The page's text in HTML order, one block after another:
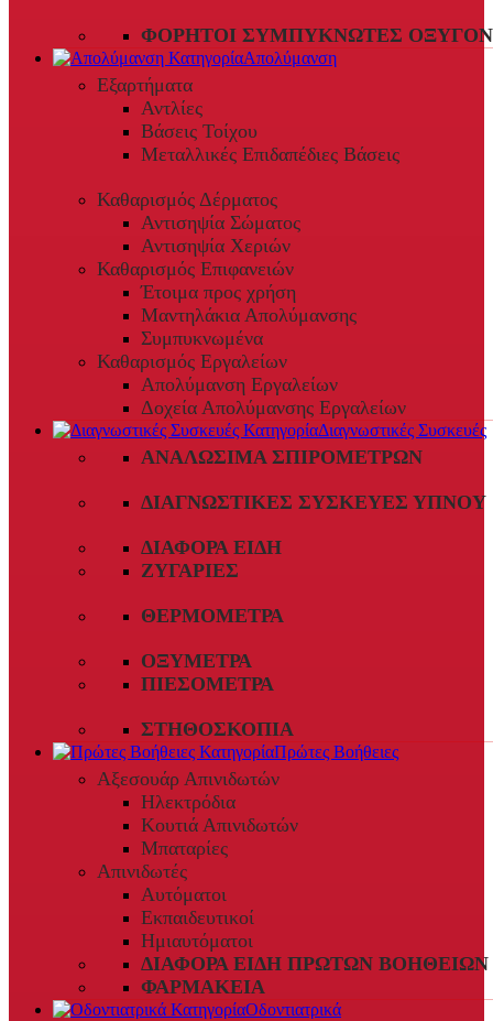
ΦΟΡΗΤΟΊ ΣΥΜΠΥΚΝΩΤΈΣ
Απολύμανση
Εξαρτήματα
Αντλίες
Βάσεις Τοίχου
Μεταλλικές Επιδαπέδιες Βάσεις
Καθαρισμός Δέρματος
Αντισηψία Σώματος
Αντισηψία Χεριών
Καθαρισμός Επιφανειών
Έτοιμα προς χρήση
Μαντηλάκια Απολύμανσης
Συμπυκνωμένα
Καθαρισμός Εργαλείων
Απολύμανση Εργαλείων
Δοχεία Απολύμανσης Εργαλείων
Διαγνωστικές Συσκευές
ΑΝΑΛΏΣΙΜΑ ΣΠΙΡΟΜΈΤΡΩΝ
ΔΙΑΓΝΩΣΤΙΚΈΣ ΣΥΣΚΕΥΈΣ ΎΠΝΟΥ
ΔΙΆΦΟΡΑ ΕΊΔΗ
ΖΥΓΑΡΙΈΣ
ΘΕΡΜΌΜΕΤΡΑ
ΟΞΎΜΕΤΡΑ
ΠΙΕΣΌΜΕΤΡΑ
ΣΤΗΘΟΣΚΌΠΙΑ
Πρώτες Βοήθειες
Αξεσουάρ Απινιδωτών
Ηλεκτρόδια
Κουτιά Απινιδωτών
Μπαταρίες
Απινιδωτές
Αυτόματοι
Εκπαιδευτικοί
Ημιαυτόματοι
ΔΙΆΦΟΡΑ ΕΊΔΗ ΠΡΏΤΩΝ ΒΟΗΘΕΙΏΝ
ΦΑΡΜΑΚΕΊΑ
Οδοντιατρικά